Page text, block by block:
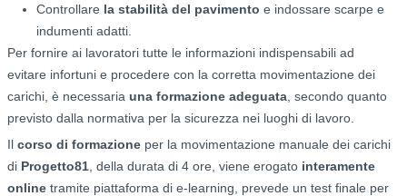
Controllare la stabilità del pavimento e indossare scarpe e
indumenti adatti.
Per fornire ai lavoratori tutte le informazioni indispensabili ad
evitare infortuni e procedere con la corretta movimentazione dei
carichi, è necessaria una formazione adeguata , secondo quanto
previsto dalla normativa per la sicurezza nei luoghi di lavoro.
Il corso di formazione per la movimentazione manuale dei carichi
di Progetto81 , della durata di 4 ore, viene erogato interamente
online tramite piattaforma di e-learning, prevede un test finale per